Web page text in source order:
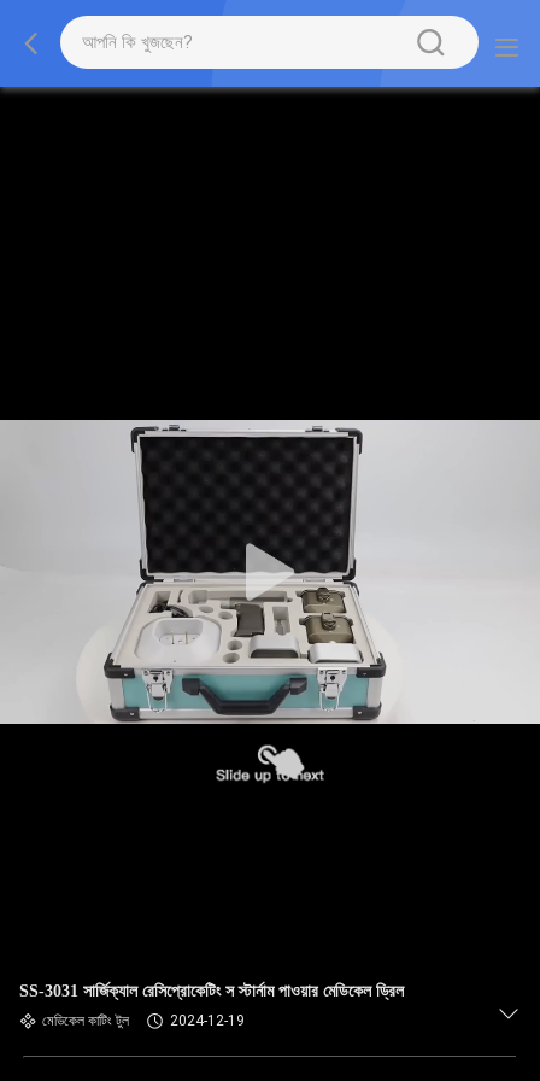
SS-3031 সার্জিক্যাল রেসিপ্রোকেটিং স স্টার্নাম পাওয়ার মেডিকেল ড্রিল
মেডিকেল কাটিং টুল 2024-12-19